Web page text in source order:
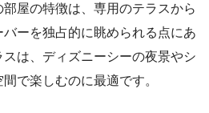
屋の特徴は、専用のテラスから
バーを独占的に眺められる点にあ
は、ディズニーシーの夜景やシ
で楽しむのに最適です。